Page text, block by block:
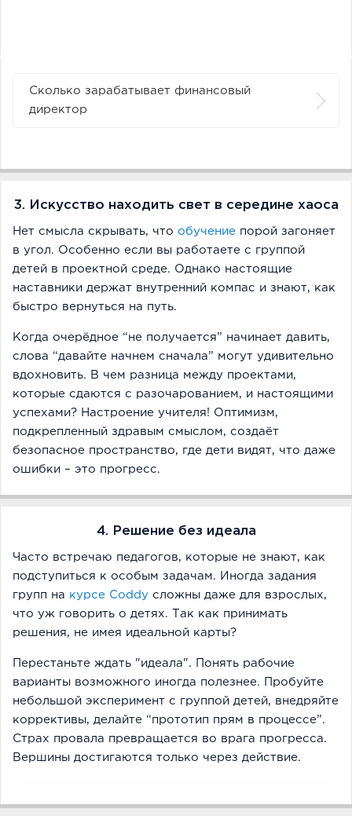
Сколько зарабатывает финансовый
директор
3. Искусство находить свет в середине хаоса
Нет смысла скрывать, что обучение порой загоняет
в угол. Особенно если вы работаете с группой
детей в проектной среде. Однако настоящие
наставники держат внутренний компас и знают, как
быстро вернуться на путь.
Когда очерёдное “не получается” начинает давить,
слова “давайте начнем сначала” могут удивительно
вдохновить. В чем разница между проектами,
которые сдаются с разочарованием, и настоящими
успехами? Настроение учителя! Оптимизм,
подкрепленный здравым смыслом, создаёт
безопасное пространство, где дети видят, что даже
ошибки – это прогресс.
4. Решение без идеала
Часто встречаю педагогов, которые не знают, как
подступиться к особым задачам. Иногда задания
групп на курсе Coddy сложны даже для взрослых,
что уж говорить о детях. Так как принимать
решения, не имея идеальной карты?
Перестаньте ждать "идеала". Понять рабочие
варианты возможного иногда полезнее. Пробуйте
небольшой эксперимент с группой детей, внедряйте
коррективы, делайте “прототип прям в процессе”.
Страх провала превращается во врага прогресса.
Вершины достигаются только через действие.